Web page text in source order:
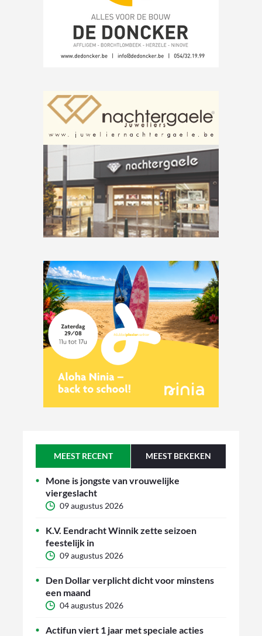
MEEST RECENT MEEST BEKEKEN
Mone is jongste van vrouwelijke
viergeslacht
09 augustus 2026
K.V. Eendracht Winnik zette seizoen
feestelijk in
09 augustus 2026
Den Dollar verplicht dicht voor minstens
een maand
04 augustus 2026
Actifun viert 1 jaar met speciale acties